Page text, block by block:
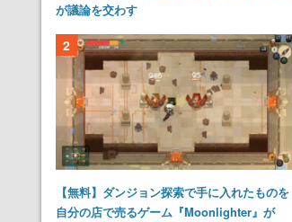
が議論を交わす
2
【無料】ダンジョン探索で手に入れたものを
自分の店で売るゲーム『Moonlighter』が